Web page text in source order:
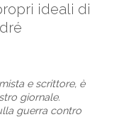
ideali di
e scrittore, è
giornale.
guerra contro